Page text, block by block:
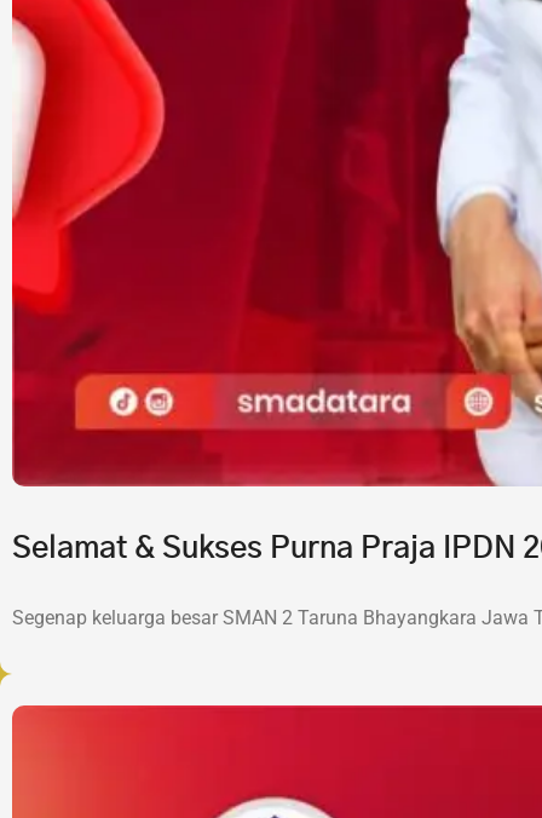
Selamat & Sukses Purna Praja IPDN
Segenap keluarga besar SMAN 2 Taruna Bhayangkara Jawa